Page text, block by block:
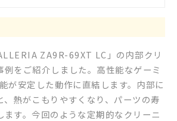
ZA9R-69XT LC」の内部クリ
例をご紹介しました。高性能なゲーミ
が安定した動作に直結します。内部に
、熱がこもりやすくなり、パーツの寿
ます。今回のような定期的なクリーニ